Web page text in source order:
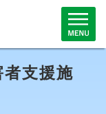
支援施